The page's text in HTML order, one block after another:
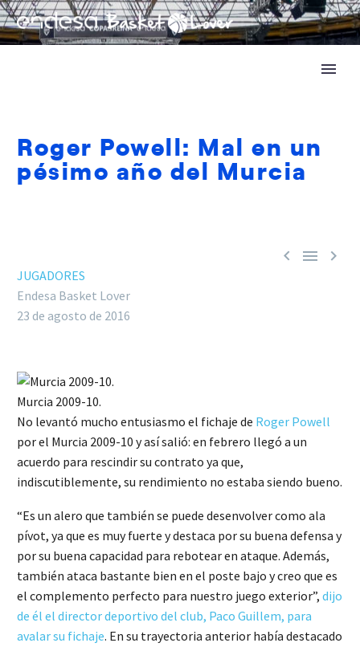
Roger Powell: Mal en un
pésimo año del Murcia
  
JUGADORES
Endesa Basket Lover
23 de agosto de 2016
Murcia 2009-10.
No levantó mucho entusiasmo el fichaje de Roger Powell
por el Murcia 2009-10 y así salió: en febrero llegó a un
acuerdo para rescindir su contrato ya que,
indiscutiblemente, su rendimiento no estaba siendo bueno.
“Es un alero que también se puede desenvolver como ala
pívot, ya que es muy fuerte y destaca por su buena defensa y
por su buena capacidad para rebotear en ataque. Además,
también ataca bastante bien en el poste bajo y creo que es
el complemento perfecto para nuestro juego exterior”, dijo
de él el director deportivo del club, Paco Guillem, para
avalar su fichaje. En su trayectoria anterior había destacado